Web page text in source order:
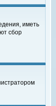
иметь
сбор